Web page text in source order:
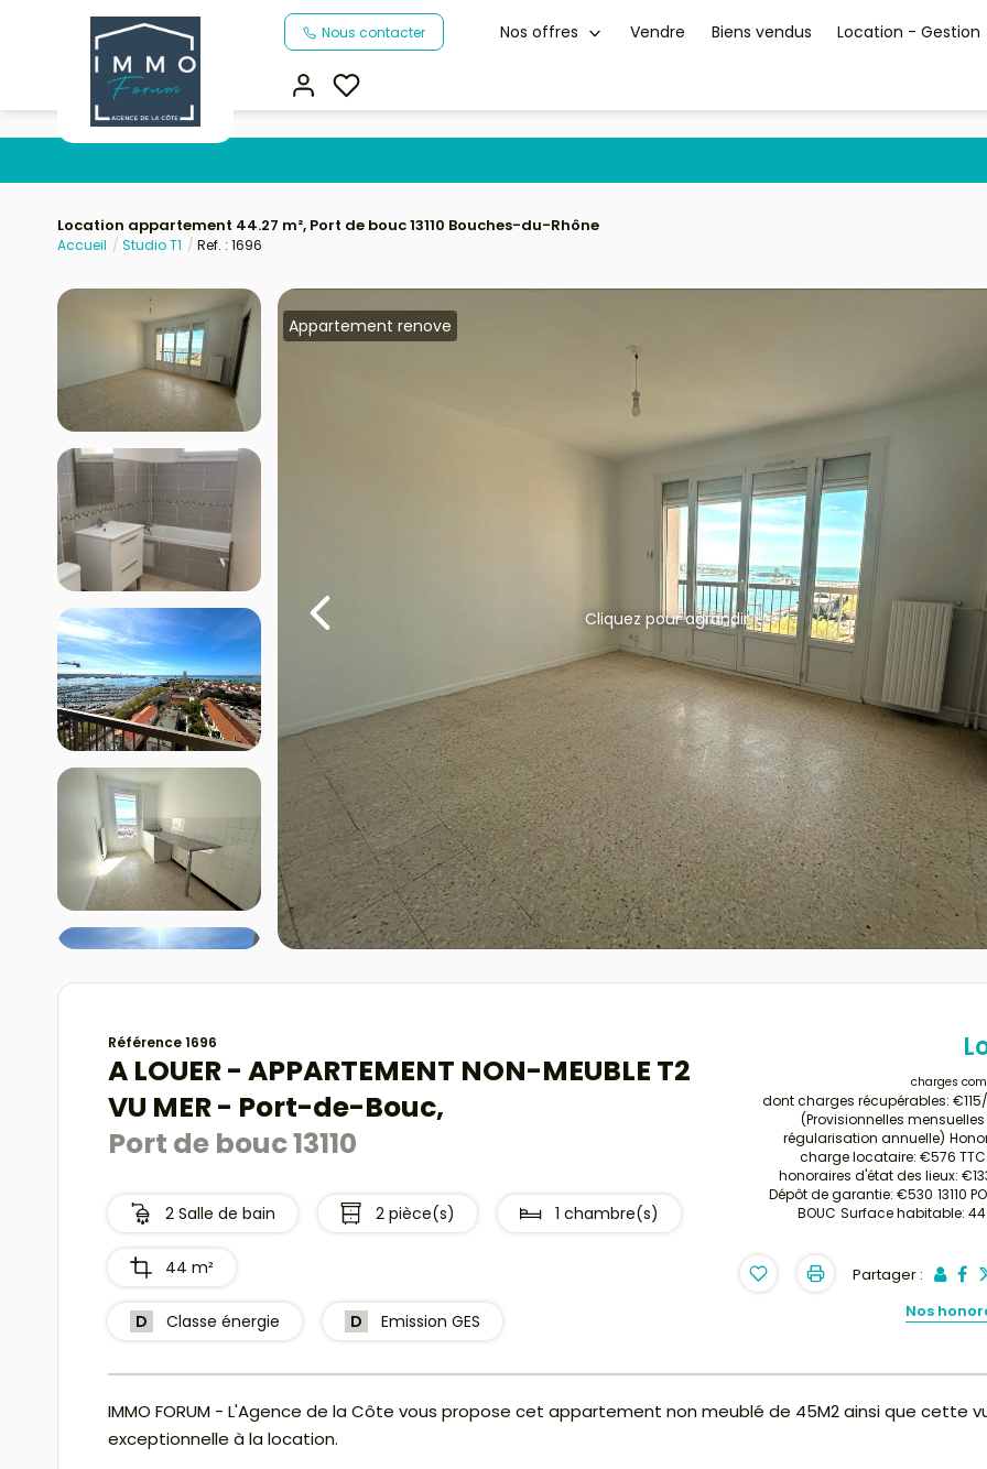
Nous contacter Nos offres Vendre Biens vendus Location - Gestion
Location appartement 44.27 m², Port de bouc 13110 Bouches-du-Rhône
Accueil Studio T1 Ref. : 1696
Appartement renove
Cliquez pour agrandir
Référence 1696
A LOUER - APPARTEMENT NON-MEUBLE T2
VU MER - Port-de-Bouc,
Port de bouc 13110
2 Salle de bain 2 pièce(s) 1 chambre(s)
44 m²
D Classe énergie D Emission GES
charges
dont charges récupérables:
(Provisionnelles
régularisation annuelle)
charge locataire: €576 TTC
honoraires d'état des lieux:
Dépôt de garantie: €530 13110
BOUC Surface habitable:
Partager :
Nos
IMMO FORUM - L'Agence de la Côte vous propose cet appartement non meublé de 45M2 ainsi que cette
exceptionnelle à la location.